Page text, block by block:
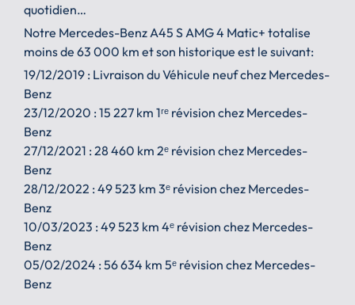
quotidien…
Notre Mercedes-Benz A45 S AMG 4 Matic+ totalise
moins de 63 000 km et son historique est le suivant:
19/12/2019 : Livraison du Véhicule neuf chez Mercedes-
Benz
23/12/2020 : 15 227 km 1ʳᵉ révision chez Mercedes-
Benz
27/12/2021 : 28 460 km 2ᵉ révision chez Mercedes-
Benz
28/12/2022 : 49 523 km 3ᵉ révision chez Mercedes-
Benz
10/03/2023 : 49 523 km 4ᵉ révision chez Mercedes-
Benz
05/02/2024 : 56 634 km 5ᵉ révision chez Mercedes-
Benz